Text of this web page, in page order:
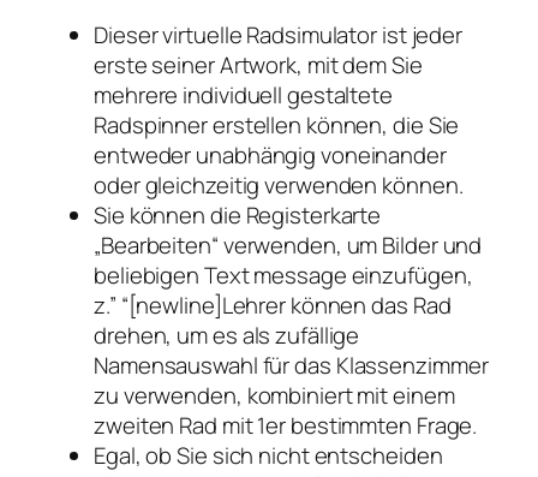
Dieser virtuelle Radsimulator ist jeder
erste seiner Artwork, mit dem Sie
mehrere individuell gestaltete
Radspinner erstellen können, die Sie
entweder unabhängig voneinander
oder gleichzeitig verwenden können.
Sie können die Registerkarte
„Bearbeiten“ verwenden, um Bilder und
beliebigen Text message einzufügen,
z.” “[newline]Lehrer können das Rad
drehen, um es als zufällige
Namensauswahl für das Klassenzimmer
zu verwenden, kombiniert mit einem
zweiten Rad mit 1er bestimmten Frage.
Egal, ob Sie sich nicht entscheiden